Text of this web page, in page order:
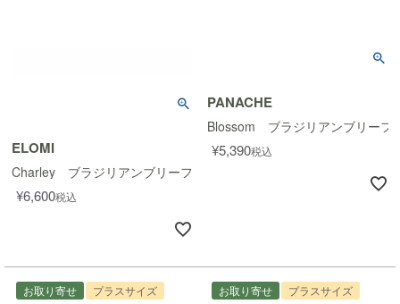
ELOMI
Charley ブラジリアンブリーフ
¥6,600税込
PANACHE
Blossom ブラジリアンブリーフ
¥5,390税込
お取り寄せ プラスサイズ お取り寄せ プラスサイズ